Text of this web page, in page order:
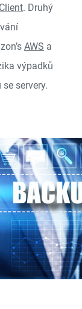
. Druhý
AWS a
výpadků
servery.